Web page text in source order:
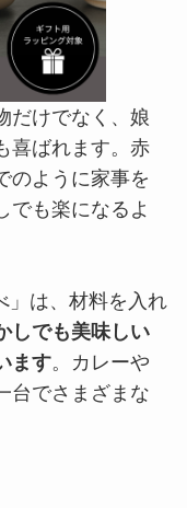
だけでなく、娘
喜ばれます。赤
のように家事を
でも楽になるよ
」は、材料を入れ
しでも美味しい
ます。カレーや
台でさまざまな